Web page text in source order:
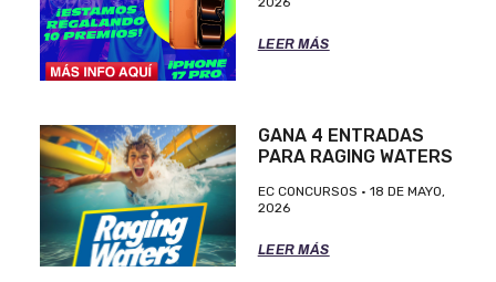
LEER MÁS
GANA 4 ENTRADAS
PARA RAGING WATERS
EC CONCURSOS
18 DE MAYO,
2026
LEER MÁS